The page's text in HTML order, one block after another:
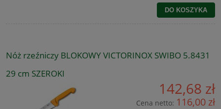
DO KOSZYKA
Nóż rzeźniczy BLOKOWY VICTORINOX SWIBO 5.8431
29 cm SZEROKI
142,68 zł
Cena netto: 116,00 zł